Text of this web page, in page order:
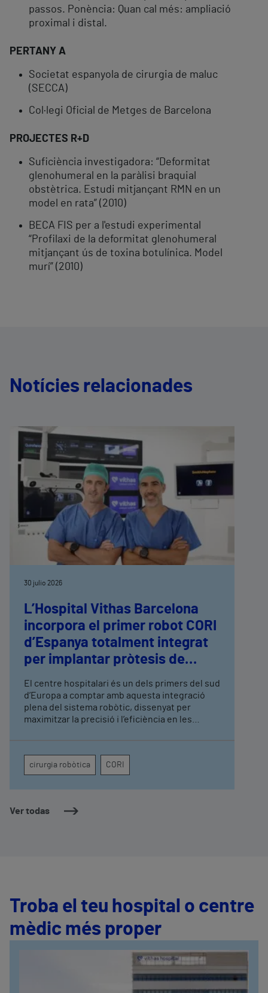
passos. Ponència: Quan cal més: ampliació
proximal i distal.
PERTANY A
Societat espanyola de cirurgia de maluc
(SECCA)
Col·legi Oficial de Metges de Barcelona
PROJECTES R+D
Suficiència investigadora: “Deformitat
glenohumeral en la paràlisi braquial
obstètrica. Estudi mitjançant RMN en un
model en rata” (2010)
BECA FIS per a l'estudi experimental
“Profilaxi de la deformitat glenohumeral
mitjançant ús de toxina botulínica. Model
murí” (2010)
Notícies relacionades
Ver todas
30 julio 2026
L’Hospital Vithas Barcelona
incorpora el primer robot CORI
d’Espanya totalment integrat
per implantar pròtesis de
genoll i maluc
El centre hospitalari és un dels primers del sud
d’Europa a comptar amb aquesta integració
plena del sistema robòtic, dissenyat per
maximitzar la precisió i l’eficiència en les
els robots Mazor, per a la cirurgia de columna, i
Da Vinci Xi, amb diverses aplicacions en
toràcica, entre d’altres
cirurgia robòtica CORI
Troba el teu hospital o centre
mèdic més proper